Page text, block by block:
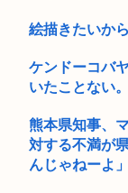
絵描きたいか
ケンドーコバ
いたことない
熊本県知事、
対する不満が
んじゃねーよ」